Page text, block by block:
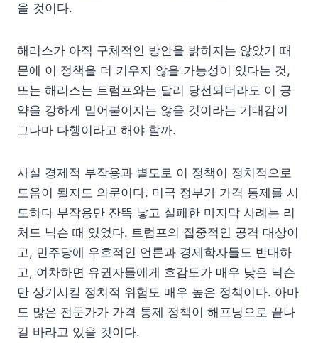
을 것이다.
해리스가 아직 구체적인 방안을 밝히지는 않았기 때
문에 이 정책을 더 키우지 않을 가능성이 있다는 것,
또는 해리스는 트럼프와는 달리 당선되더라도 이 공
약을 강하게 밀어붙이지는 않을 것이라는 기대감이
그나마 다행이라고 해야 할까.
사실 경제적 부작용과 별도로 이 정책이 정치적으로
도움이 될지도 의문이다. 미국 정부가 가격 통제를 시
도하다 부작용만 잔뜩 낳고 실패한 마지막 사례는 리
처드 닉슨 때 있었다. 트럼프의 집중적인 공격 대상이
고, 민주당에 우호적인 언론과 경제학자들도 반대하
고, 여차하면 유권자들에게 호감도가 매우 낮은 닉슨
만 상기시킬 정치적 위험도 매우 높은 정책이다. 아마
도 많은 전문가가 가격 통제 정책이 해프닝으로 끝나
길 바라고 있을 것이다.